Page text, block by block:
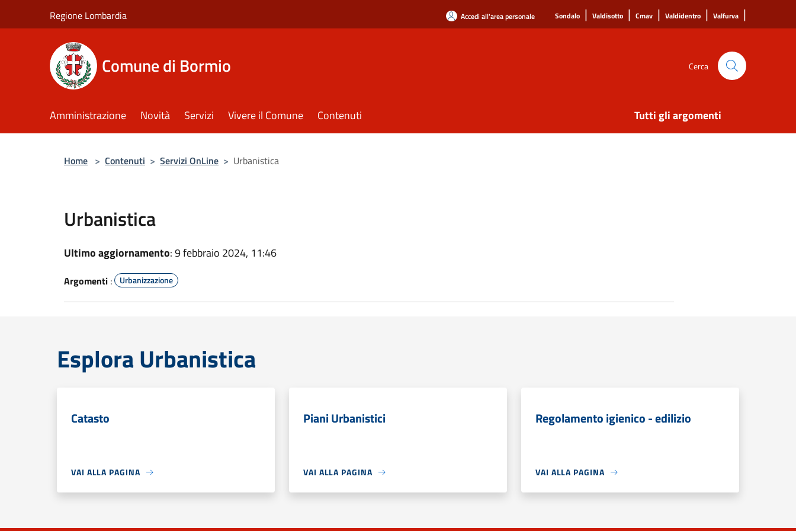
Regione Lombardia Accedi all'area personale Sondalo | Valdisotto | Cmav | Valdidentro | Valfurva |
Comune di Bormio Cerca
Amministrazione Novità Servizi Vivere il Comune Contenuti Tutti gli argomenti
Home > Contenuti > Servizi OnLine > Urbanistica
Urbanistica
Ultimo aggiornamento: 9 febbraio 2024, 11:46
Argomenti : Urbanizzazione
Esplora Urbanistica
Catasto
VAI ALLA PAGINA
Piani Urbanistici
VAI ALLA PAGINA
Regolamento igienico - edilizio
VAI ALLA PAGINA